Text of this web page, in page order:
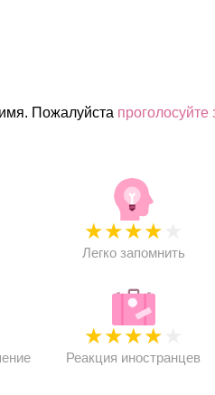
Пожалуйста проголосуйте
★★★★
Легко запомнить
★★★★
Реакция иностранцев